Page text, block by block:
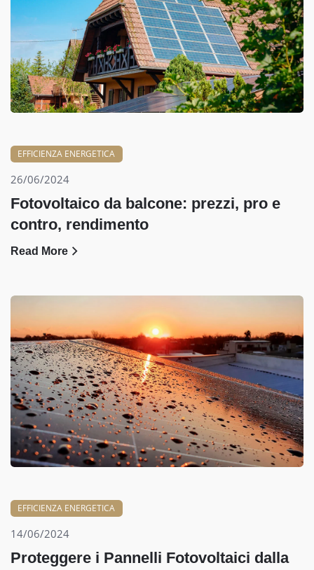
EFFICIENZA ENERGETICA
26/06/2024
Fotovoltaico da balcone: prezzi, pro e
contro, rendimento
Read More
EFFICIENZA ENERGETICA
14/06/2024
Proteggere i Pannelli Fotovoltaici dalla